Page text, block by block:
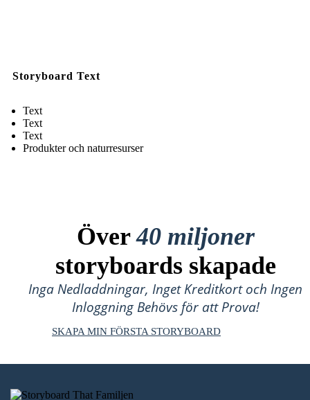
Storyboard Text
Text
Text
Text
Produkter och naturresurser
Över40 miljoner
storyboards skapade
Inga Nedladdningar, Inget Kreditkort och Ingen
Inloggning Behövs för att Prova!
SKAPA MIN FÖRSTA STORYBOARD